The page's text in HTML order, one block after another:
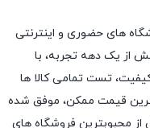
های حضوری و اینترنتی
از یک دهه تجربه، با
کیفیت، تست تمامی کالا ها
قیمت ممکن، موفق شده
از محبوبترین فروشگاه های